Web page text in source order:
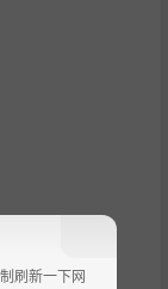
刷新一下网